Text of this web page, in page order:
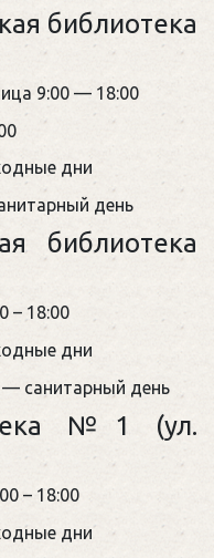
библиотека
9:00 — 18:00
дни
день
библиотека
– 18:00
дни
санитарный день
№1 (ул.
– 18:00
дни